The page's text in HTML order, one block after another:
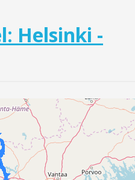
Helsinki -